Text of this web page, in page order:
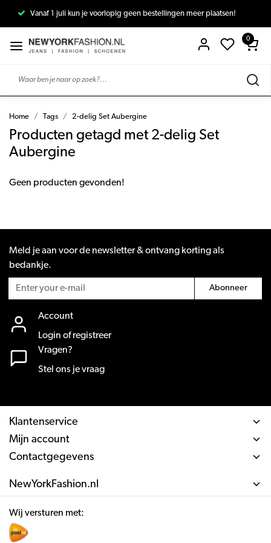
Vanaf 1 juli kun je voorlopig geen bestellingen meer plaatsen!
0
Home Tags 2-delig Set Aubergine
Producten getagd met 2-delig Set
Aubergine
Geen producten gevonden!
Meld je aan voor de newsletter & ontvang korting als
bedankje.
Abonneer
Account
Login of registreer
Vragen?
Stel ons je vraag
Klantenservice
Mijn account
Contactgegevens
NewYorkFashion.nl
Wij versturen met: